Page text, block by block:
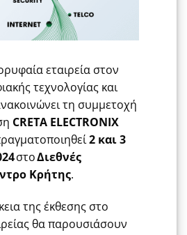
εταιρεία στον
τεχνολογίας και
τη συμμετοχή
CRETA ELECTRONIX
2 και 3
στοΔιεθνές
Κρήτης.
της έκθεσης στο
θα παρουσιάσουν